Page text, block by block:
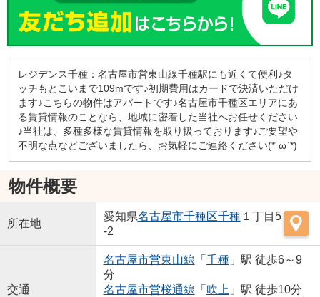
レジデンス千種：名古屋市営東山線千種駅にも近くて便利♪タ
ッチもとこいまで109mです♪初期費用はカードで決済いただけ
ます♪こちらの物件はアパートです♪名古屋市千種区エリアにあ
る賃貸情報のことなら、地域に密着した当社へお任せください
♪当社は、多種多様な賃貸情報を取り扱っております♪ご要望や
不明な点などございましたら、お気軽にご連絡ください(*´ω`*)
物件概要
所在地
愛知県名古屋市千種区千種１丁目5
-2
交通
名古屋市営東山線 「 千種」駅 徒歩6～9
分
名古屋市営桜通線 「 吹上」駅 徒歩10分